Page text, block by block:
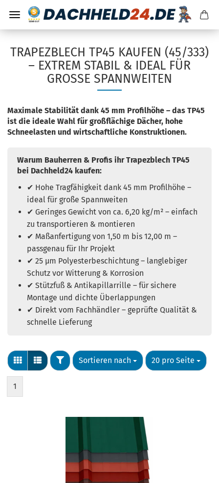
TRAPEZBLECH TP45 KAUFEN (45/333)
– EXTREM STABIL & IDEAL FÜR
GROSSE SPANNWEITEN
Maximale Stabilität dank 45 mm Profilhöhe – das TP45
ist die ideale Wahl für großflächige Dächer, hohe
Schneelasten und wirtschaftliche Konstruktionen.
Warum Bauherren & Profis ihr Trapezblech TP45
bei Dachheld24 kaufen:
✔ Hohe Tragfähigkeit dank 45 mm Profilhöhe –
ideal für große Spannweiten
✔ Geringes Gewicht von ca. 6,20 kg/m² – einfach
zu transportieren & montieren
✔ Maßanfertigung von 1,50 m bis 12,00 m –
passgenau für Ihr Projekt
✔ 25 µm Polyesterbeschichtung – langlebiger
Schutz vor Witterung & Korrosion
✔ Stützfuß & Antikapillarrille – für sichere
Montage und dichte Überlappungen
✔ Direkt vom Fachhändler – geprüfte Qualität &
schnelle Lieferung
Sortieren nach 20 pro Seite
1